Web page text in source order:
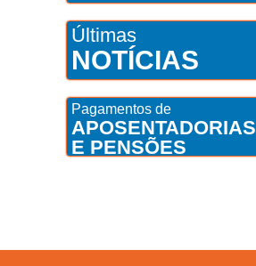
Últimas
NOTÍCIAS
Pagamentos de
APOSENTADORIAS
E PENSÕES